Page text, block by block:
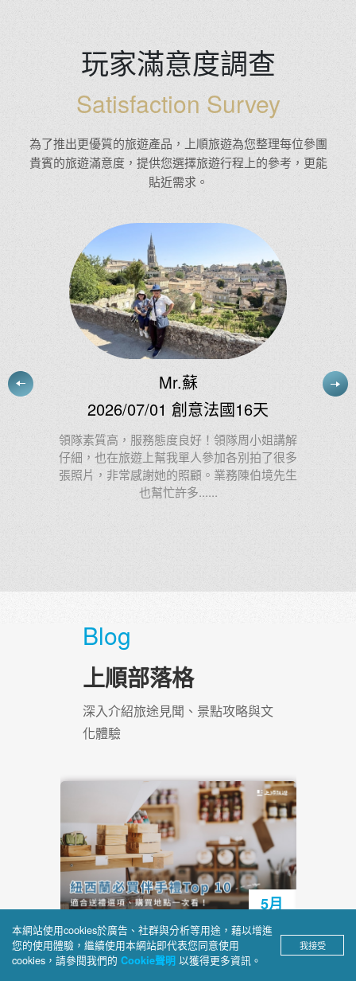
玩家滿意度調查
Satisfaction Survey
為了推出更優質的旅遊產品，上順旅遊為您整理每位參團
貴賓的旅遊滿意度，提供您選擇旅遊行程上的參考，更能
貼近需求。
2026/07/03 慢遊東澳11天
Blog
上順部落格
深入介紹旅途見聞、景點攻略與文
化體驗
本網站使用cookies於廣告、社群與分析等用途，藉以增進
您的使用體驗，繼續使用本網站即代表您同意使用
cookies，請參閱我們的 Cookie聲明 以獲得更多資訊。
我接受